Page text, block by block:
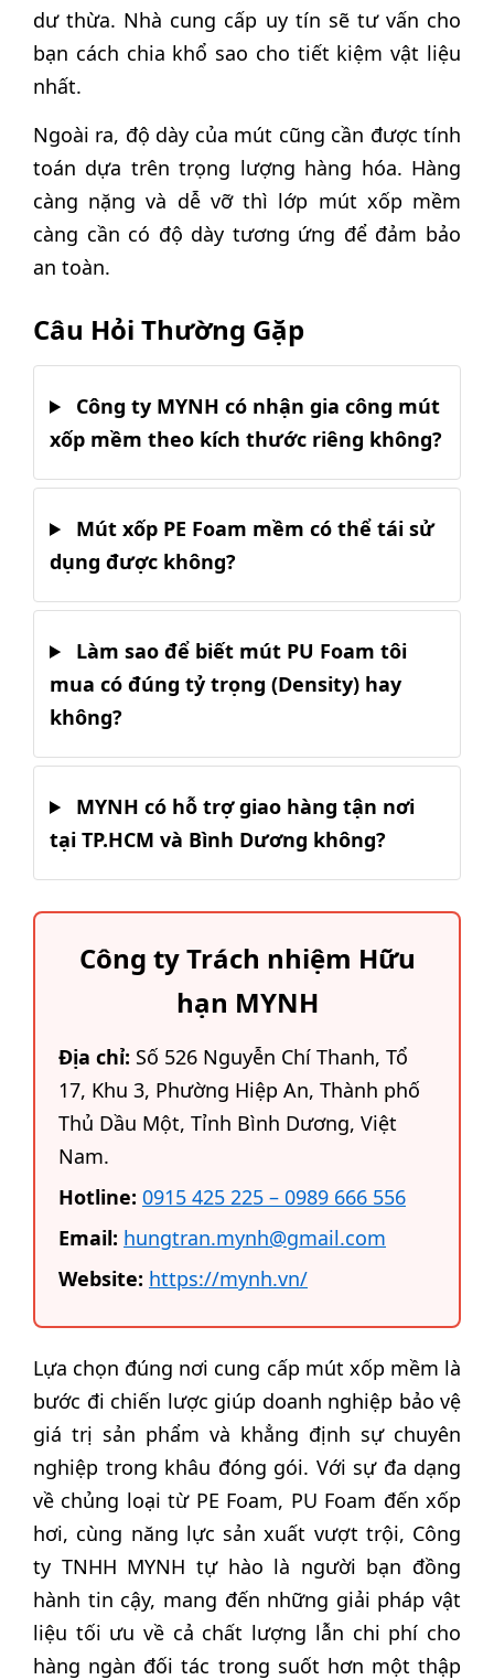
dư thừa. Nhà cung cấp uy tín sẽ tư vấn cho
bạn cách chia khổ sao cho tiết kiệm vật liệu
nhất.
Ngoài ra, độ dày của mút cũng cần được tính
toán dựa trên trọng lượng hàng hóa. Hàng
càng nặng và dễ vỡ thì lớp mút xốp mềm
càng cần có độ dày tương ứng để đảm bảo
an toàn.
Câu Hỏi Thường Gặp
Công ty MYNH có nhận gia công mút
xốp mềm theo kích thước riêng không?
Mút xốp PE Foam mềm có thể tái sử
dụng được không?
Làm sao để biết mút PU Foam tôi
mua có đúng tỷ trọng (Density) hay
không?
MYNH có hỗ trợ giao hàng tận nơi
tại TP.HCM và Bình Dương không?
Công ty Trách nhiệm Hữu
hạn MYNH
Địa chỉ: Số 526 Nguyễn Chí Thanh, Tổ
17, Khu 3, Phường Hiệp An, Thành phố
Thủ Dầu Một, Tỉnh Bình Dương, Việt
Nam.
Hotline: 0915 425 225 – 0989 666 556
Email: hungtran.mynh@gmail.com
Website: https://mynh.vn/
Lựa chọn đúng nơi cung cấp mút xốp mềm là
bước đi chiến lược giúp doanh nghiệp bảo vệ
giá trị sản phẩm và khẳng định sự chuyên
nghiệp trong khâu đóng gói. Với sự đa dạng
về chủng loại từ PE Foam, PU Foam đến xốp
hơi, cùng năng lực sản xuất vượt trội, Công
ty TNHH MYNH tự hào là người bạn đồng
hành tin cậy, mang đến những giải pháp vật
liệu tối ưu về cả chất lượng lẫn chi phí cho
hàng ngàn đối tác trong suốt hơn một thập